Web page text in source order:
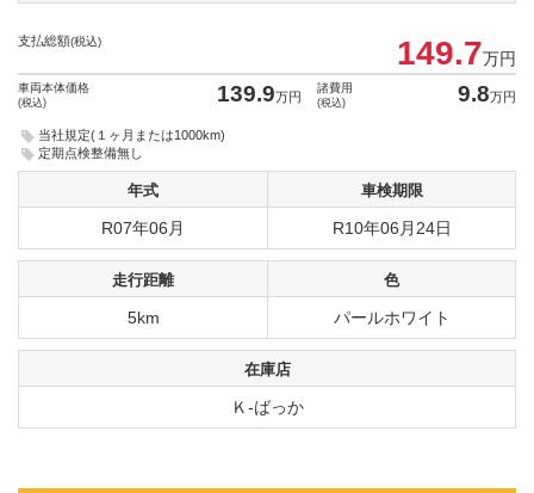
支払総額(税込) 149.7万円
車両本体価格
(税込) 139.9万円
諸費用
(税込) 9.8万円
当社規定(１ヶ月または1000km)
定期点検整備無し
年式 車検期限
R07年06月 R10年06月24日
走行距離 色
5km パールホワイト
在庫店
Ｋ-ばっか